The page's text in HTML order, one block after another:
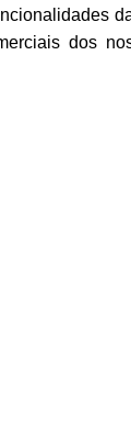
dos